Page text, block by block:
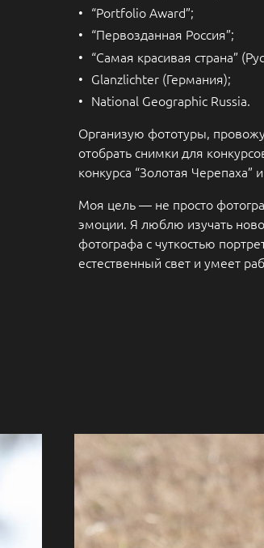
“Portfolio Award”;
“Первозданная Россия”;
“Самая красивая страна”
Glanzlichter (Германия);
National Geographic Russia.
Организую фототуры,
отобрать снимки для
конкурса “Золотая Черепаха”
Моя цель — не просто
эмоции. Я люблю изучать
фотографа с чуткостью
естественный свет и умеет